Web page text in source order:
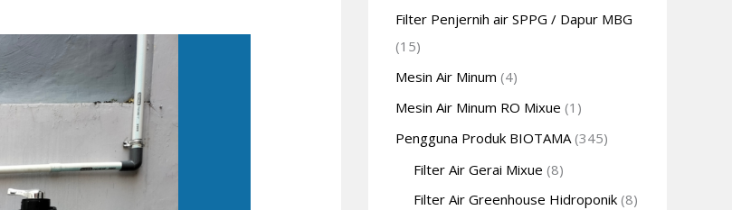
Filter Penjernih air SPPG / Dapur MBG
(15)
Mesin Air Minum (4)
Mesin Air Minum RO Mixue (1)
Pengguna Produk BIOTAMA (345)
Filter Air Gerai Mixue (8)
Filter Air Greenhouse Hidroponik (8)